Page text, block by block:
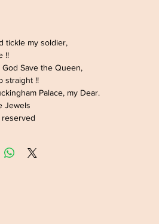
tickle my soldier,
!!
Save the Queen,
straight !!
Palace, my Dear.
Jewels
reserved